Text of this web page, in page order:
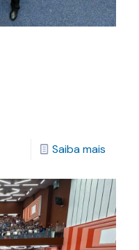
Saiba mais